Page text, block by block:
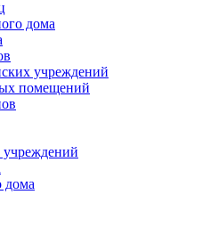
дома
учреждений
помещений
дома